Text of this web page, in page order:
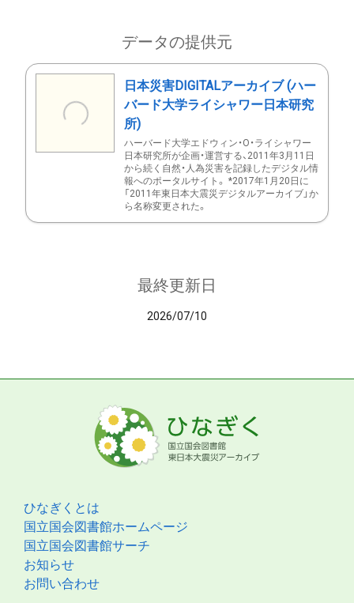
データの提供元
日本災害DIGITALアーカイブ (ハー
バード大学ライシャワー日本研究
所)
ハーバード大学エドウィン・O・ライシャワー
日本研究所が企画・運営する、2011年3月11日
から続く自然・人為災害を記録したデジタル情
報へのポータルサイト。 *2017年1月20日に
「2011年東日本大震災デジタルアーカイブ」か
ら名称変更された。
最終更新日
2026/07/10
ひなぎくとは
国立国会図書館ホームページ
国立国会図書館サーチ
お知らせ
お問い合わせ